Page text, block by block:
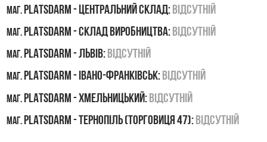
маг.PLATSDARM - Центральний склад:Відсутній
маг.PLATSDARM - Склад виробництва:Відсутній
маг.PLATSDARM - Львів:Відсутній
маг.PLATSDARM - Івано-Франківськ:Відсутній
маг.PLATSDARM - Хмельницький: Відсутній
маг.PLATSDARM - Тернопіль (Торговиця 47):Відсутній